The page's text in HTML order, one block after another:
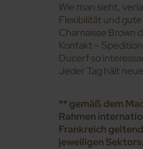
Wie man sieht,
Flexibilität und
Charnaisse Brown
Kontakt –
Ducerf so
Jeder Tag hält
** gemäß dem
Rahmen
Frankreich
jeweiligen